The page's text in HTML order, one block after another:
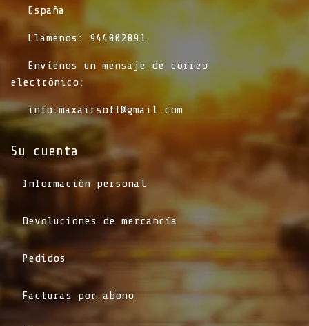
​España
​Llámenos: 944002891
​Envíenos un mensaje de correo
electrónico:
info.maxairsoft@gmail.com
Su cuenta
Información personal
Devoluciones de mercancía
Pedidos
Facturas por abono